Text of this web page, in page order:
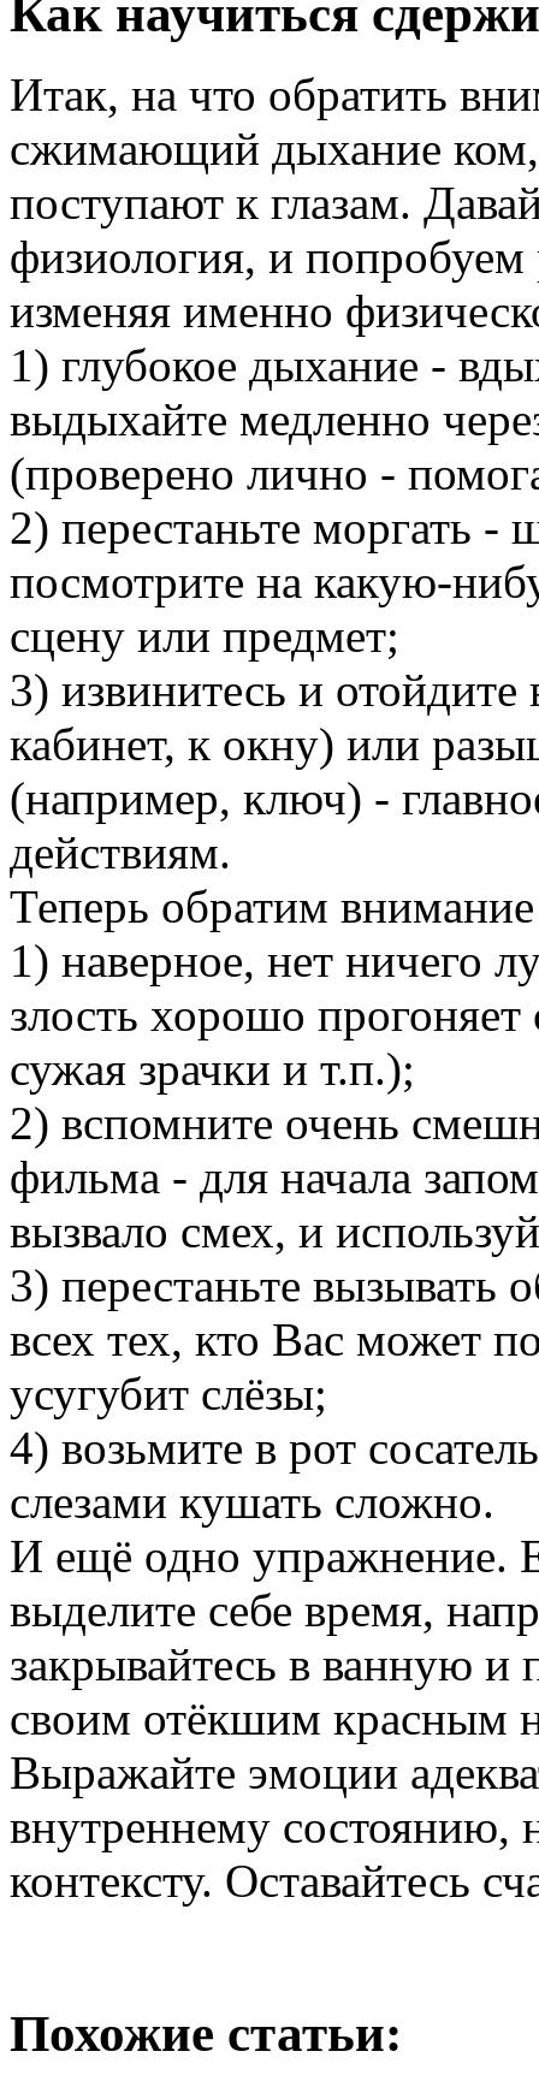
Как научиться
Итак, на что обратить
сжимающий дыхание ком,
поступают к глазам.
физиология, и попробуем
изменяя именно
1) глубокое дыхание -
выдыхайте медленно
(проверено лично -
2) перестаньте моргать -
посмотрите на какую-
сцену или предмет;
3) извинитесь и отойдите
кабинет, к окну) или
(например, ключ) -
действиям.
Теперь обратим
1) наверное, нет ничего
злость хорошо прогоняет
сужая зрачки и т.п.);
2) вспомните очень
фильма - для начала
вызвало смех, и
3) перестаньте
всех тех, кто Вас может
усугубит слёзы;
4) возьмите в рот
слезами кушать сложно.
И ещё одно упражнение.
выделите себе время,
закрывайтесь в ванную и
своим отёкшим красным
Выражайте эмоции
внутреннему
контексту. Оставайтесь
Похожие статьи: